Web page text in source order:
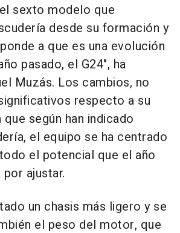
sexto modelo que
desde su formación y
a que es una evolución
pasado, el G24", ha
Muzás. Los cambios, no
respecto a su
según han indicado
el equipo se ha centrado
el potencial que el año
ajustar.
un chasis más ligero y se
el peso del motor, que